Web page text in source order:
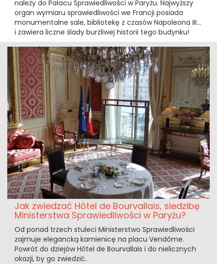
należy do Pałacu Sprawiedliwości w Paryżu. Najwyższy
organ wymiaru sprawiedliwości we Francji posiada
monumentalne sale, bibliotekę z czasów Napoleona III...
i zawiera liczne ślady burzliwej historii tego budynku!
Jak zwiedzać Hôtel de Bourvallais, siedzibę
Ministerstwa Sprawiedliwości w Paryżu?
Od ponad trzech stuleci Ministerstwo Sprawiedliwości
zajmuje elegancką kamienicę na placu Vendôme.
Powrót do dziejów Hôtel de Bourvallais i do nielicznych
okazji, by go zwiedzić.